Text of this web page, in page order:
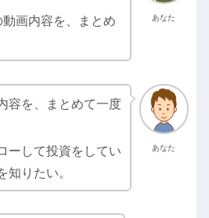
あなた
画内容を、まとめ
あなた
容を、まとめて一度
ーして投資をしてい
知りたい。